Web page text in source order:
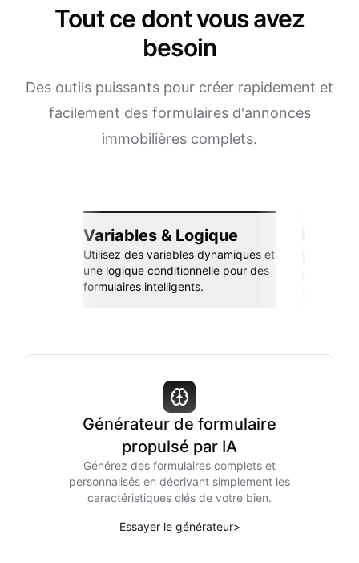
Tout ce dont vous avez
besoin
Des outils puissants pour créer rapidement et
facilement des formulaires d'annonces
immobilières complets.
Variables & Logique
Utilisez des variables dynamiques et
une logique conditionnelle pour des
formulaires intelligents.
Générateur de formulaire
propulsé par IA
Générez des formulaires complets et
personnalisés en décrivant simplement les
caractéristiques clés de votre bien.
Essayer le générateur>